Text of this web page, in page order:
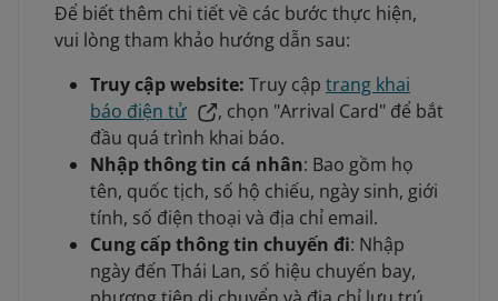
Để biết thêm chi tiết về các bước thực hiện,
vui lòng tham khảo hướng dẫn sau:
Truy cập website: Truy cập trang khai
báo điện tử
, chọn "Arrival Card" để bắt
đầu quá trình khai báo.
Nhập thông tin cá nhân: Bao gồm họ
tên, quốc tịch, số hộ chiếu, ngày sinh, giới
tính, số điện thoại và địa chỉ email.
Cung cấp thông tin chuyến đi: Nhập
ngày đến Thái Lan, số hiệu chuyến bay,